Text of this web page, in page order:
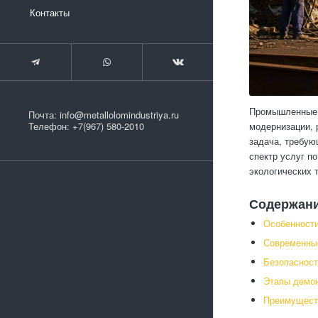
Контакты
Почта: info@metallolomindustriya.ru
Телефон: +7(967) 580-2010
Промышленные
задача,
спектр услуг
экологических
Этапы